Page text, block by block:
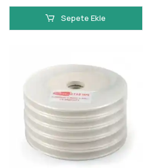
Sepete Ekle